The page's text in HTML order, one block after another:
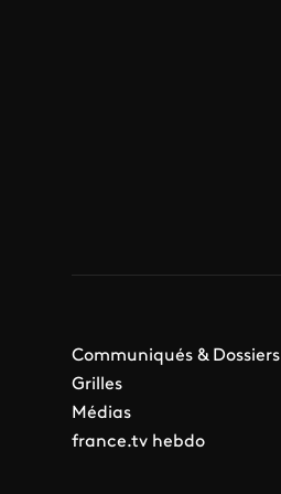
Communiqués & Dossiers
Grilles
Médias
france.tv hebdo